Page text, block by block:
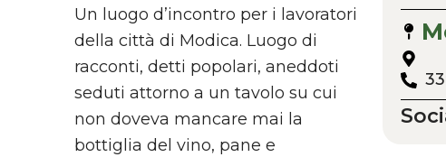
Un luogo d’incontro per i lavoratori
della città di Modica. Luogo di
racconti, detti popolari, aneddoti
seduti attorno a un tavolo su cui
non doveva mancare mai la
bottiglia del vino, pane e